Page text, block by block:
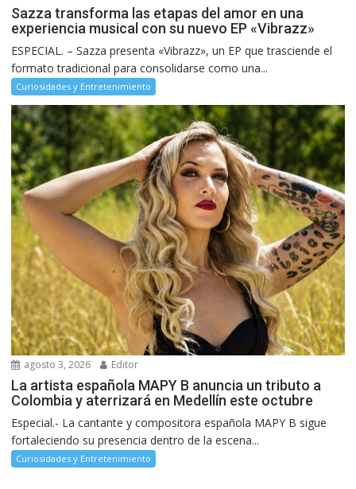
Sazza transforma las etapas del amor en una
experiencia musical con su nuevo EP «Vibrazz»
ESPECIAL. – Sazza presenta «Vibrazz», un EP que trasciende el
formato tradicional para consolidarse como una...
Curiosidades y Entretenimiento
agosto 3, 2026 Editor
La artista española MAPY B anuncia un tributo a
Colombia y aterrizará en Medellín este octubre
Especial.- La cantante y compositora española MAPY B sigue
fortaleciendo su presencia dentro de la escena...
Curiosidades y Entretenimiento